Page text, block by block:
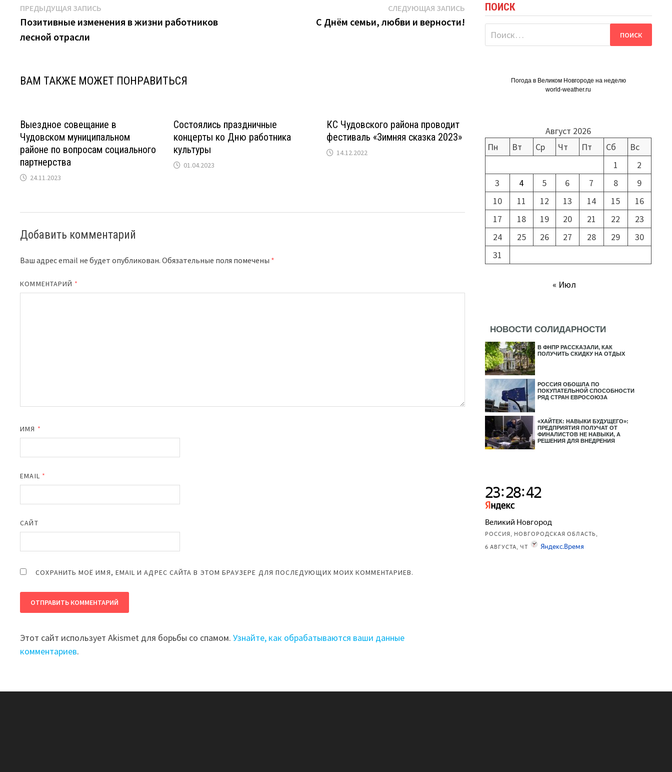
Навигация
по
записям
ПРЕДЫДУЩАЯ ЗАПИСЬ
запись:
Позитивные изменения в жизни работников
лесной отрасли
СЛЕДУЮЩАЯ ЗАПИСЬСледующая
запись:
С Днём семьи, любви и верности!
ВАМ ТАКЖЕ МОЖЕТ ПОНРАВИТЬСЯ
Выездное совещание в
Чудовском муниципальном
районе по вопросам социального
партнерства
24.11.2023
Состоялись праздничные
концерты ко Дню работника
культуры
01.04.2023
КC Чудовского района проводит
фестиваль «Зимняя сказка 2023»
14.12.2022
Добавить комментарий
Ваш адрес email не будет опубликован. Обязательные поля помечены *
КОММЕНТАРИЙ *
ИМЯ *
EMAIL *
САЙТ
СОХРАНИТЬ МОЁ ИМЯ, EMAIL И АДРЕС САЙТА В ЭТОМ БРАУЗЕРЕ ДЛЯ ПОСЛЕДУЮЩИХ МОИХ КОММЕНТАРИЕВ.
Этот сайт использует Akismet для борьбы со спамом.Узнайте, как обрабатываются ваши данные
комментариев.
ПОИСК
Найти:
Погода в Великом Новгороде на неделю
world-weather.ru
Август 2026
Пн
Вт Ср Чт Пт Сб
Вс
1
2
3
4 5 6 7 8
9
10
11 12 13 14 15
16
17
18 19 20 21 22
23
24
25 26 27 28 29
30
31
« Июл
НОВОСТИ СОЛИДАРНОСТИ
В ФНПР РАССКАЗАЛИ, КАК
ПОЛУЧИТЬ СКИДКУ НА ОТДЫХ
РОССИЯ ОБОШЛА ПО
ПОКУПАТЕЛЬНОЙ СПОСОБНОСТИ
РЯД СТРАН ЕВРОСОЮЗА
«ХАЙТЕК: НАВЫКИ БУДУЩЕГО»:
ПРЕДПРИЯТИЯ ПОЛУЧАТ ОТ
ФИНАЛИСТОВ НЕ НАВЫКИ, А
РЕШЕНИЯ ДЛЯ ВНЕДРЕНИЯ